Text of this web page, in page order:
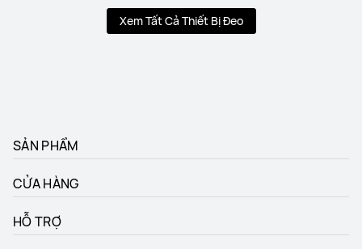
Xem Tất Cả Thiết Bị Đeo
SẢN PHẨM
CỬA HÀNG
HỖ TRỢ